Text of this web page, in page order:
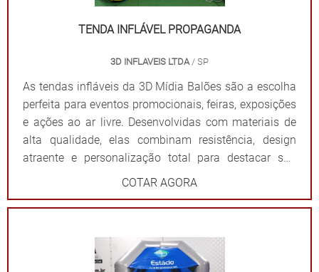
materiais resistentes para uso frequente. Impacto
visual: Garantem destaque em meio a qualquer
inesquecível com uma solução que combina
funcionalidade e impacto visual!
TENDA INFLÁVEL PROPAGANDA
3D INFLAVEIS LTDA/ SP
As tendas infláveis da 3D Mídia Balões são a escolha
perfeita para eventos promocionais, feiras, exposições
e ações ao ar livre. Desenvolvidas com materiais de
alta qualidade, elas combinam resistência, design
atraente e personalização total para destacar sua
marca de forma impactante. Cada tenda é projetada
ampla visibilidade com cores vibrantes e áreas
mensagem. Além de proteger contra sol ou chuva,
elas criam um ponto de referência visual que atrai o
COTAR AGORA